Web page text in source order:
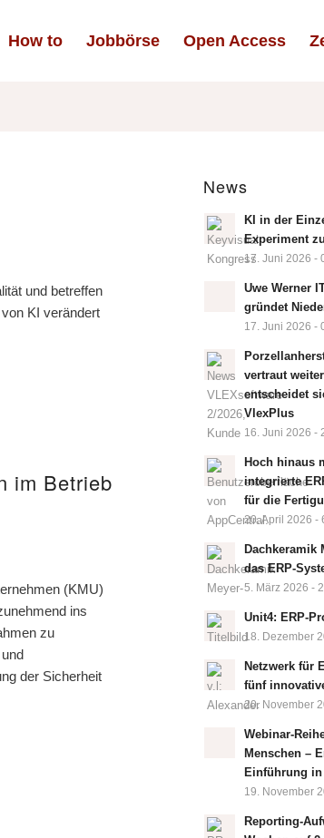
How to Jobbörse Open Access
und betreffen
KI verändert
im Betrieb
(KMU)
ins
zu
der Sicherheit
News
KI in der
Experiment
17. Juni 2026 -
Uwe Werner
gründet
17. Juni 2026 -
vertraut
entscheidet
VlexPlus
16. Juni 2026 -
Hoch hinaus
integrierte
für die
20. April 2026 -
Dachkeramik
das ERP-
5. März 2026 -
Unit4: ERP-
18. Dezember
Netzwerk für
fünf
20. November
Webinar-
Menschen –
Einführung
19. November
Reporting-